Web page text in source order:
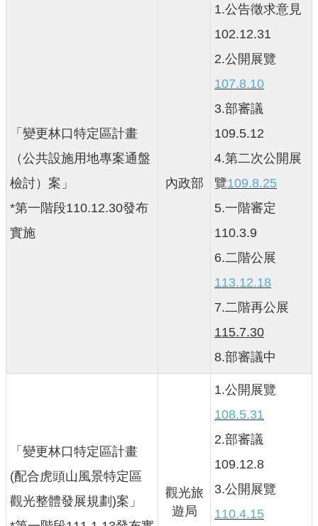
都
市
畫
首
E
g
l
「變更林口特定區計畫
（公共設施用地專案通盤
檢討）案」
*第一階段110.12.30發布
實施
內政部
1.公告徵求意見
102.12.31
2.公開展覽
107.8.10
3.部審議
109.5.12
4.第二次公開展
覽109.8.25
5.一階審定
110.3.9
6.二階公展
113.12.18
7.二階再公展
115.7.30
8.部審議中
「變更林口特定區計畫
(配合虎頭山風景特定區
觀光整體發展規劃)案」
觀光旅
遊局
1.公開展覽
108.5.31
2.部審議
109.12.8
3.公開展覽
110.4.15